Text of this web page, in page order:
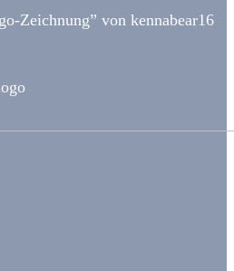
Zeichnung” von kennabear16